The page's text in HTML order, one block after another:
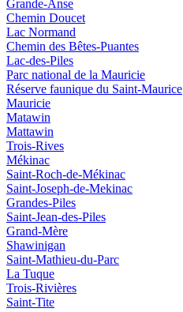
Grande-Anse
Chemin Doucet
Lac Normand
Chemin des Bêtes-Puantes
Lac-des-Piles
Parc national de la Mauricie
Réserve faunique du Saint‑Maurice
Mauricie
Matawin
Mattawin
Trois-Rives
Mékinac
Saint-Roch-de-Mékinac
Saint-Joseph-de-Mekinac
Grandes-Piles
Saint-Jean-des-Piles
Grand-Mère
Shawinigan
Saint-Mathieu-du-Parc
La Tuque
Trois-Rivières
Saint-Tite